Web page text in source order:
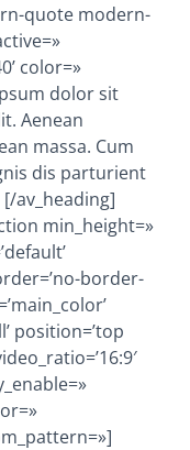
quote modern-
color=»
dolor sit
Aenean
massa. Cum
dis parturient
av_heading]
min_height=»
border-
position=’top